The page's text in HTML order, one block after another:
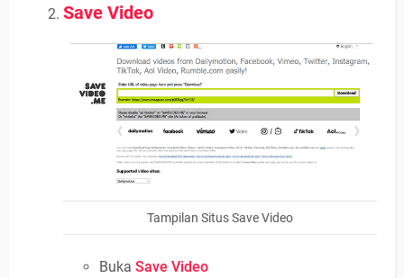
Save Video
Tampilan Situs Save Video
Buka Save Video